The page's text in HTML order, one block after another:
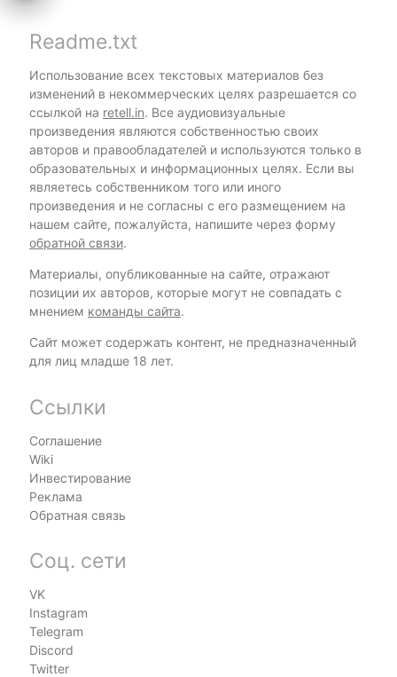
Readme.txt
Использование всех текстовых материалов без
изменений в некоммерческих целях разрешается со
ссылкой на retell.in. Все аудиовизуальные
произведения являются собственностью своих
авторов и правообладателей и используются только в
образовательных и информационных целях. Если вы
являетесь собственником того или иного
произведения и не согласны с его размещением на
нашем сайте, пожалуйста, напишите через форму
обратной связи.
Материалы, опубликованные на сайте, отражают
позиции их авторов, которые могут не совпадать с
мнением команды сайта.
Сайт может содержать контент, не предназначенный
для лиц младше 18 лет.
Ссылки
Соглашение
Wiki
Инвестирование
Реклама
Обратная связь
Соц. сети
VK
Instagram
Telegram
Discord
Twitter